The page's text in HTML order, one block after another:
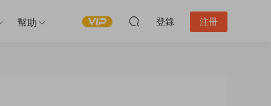
幫助 登錄 注冊